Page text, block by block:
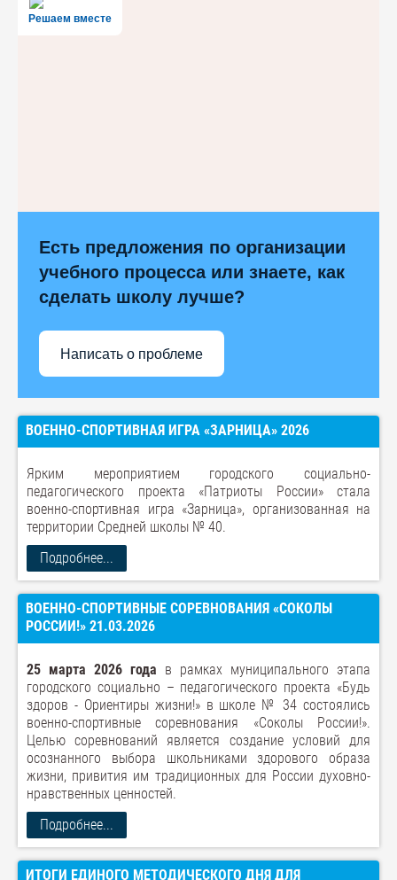
Решаем вместе
Есть предложения по организации
учебного процесса или знаете, как
сделать школу лучше?
Написать о проблеме
ВОЕННО-СПОРТИВНАЯ ИГРА «ЗАРНИЦА» 2026
Ярким мероприятием городского социально-
педагогического проекта «Патриоты России» стала
военно-спортивная игра «Зарница», организованная на
территории Средней школы № 40.
Подробнее...
ВОЕННО-СПОРТИВНЫЕ СОРЕВНОВАНИЯ «СОКОЛЫ
РОССИИ!» 21.03.2026
25 марта 2026 года в рамках муниципального этапа
городского социально – педагогического проекта «Будь
здоров - Ориентиры жизни!» в школе № 34 состоялись
военно-спортивные соревнования «Соколы России!».
Целью соревнований является создание условий для
осознанного выбора школьниками здорового образа
жизни, привития им традиционных для России духовно-
нравственных ценностей.
Подробнее...
ИТОГИ ЕДИНОГО МЕТОДИЧЕСКОГО ДНЯ ДЛЯ